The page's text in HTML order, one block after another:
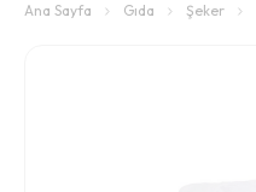
Ana Sayfa Gıda Şeker